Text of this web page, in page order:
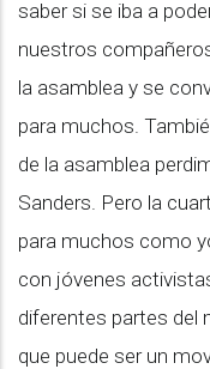
saber si se iba a
nuestros
la asamblea y se
para muchos.
de la asamblea
Sanders. Pero la
para muchos como
con jóvenes
diferentes partes del
que puede ser un